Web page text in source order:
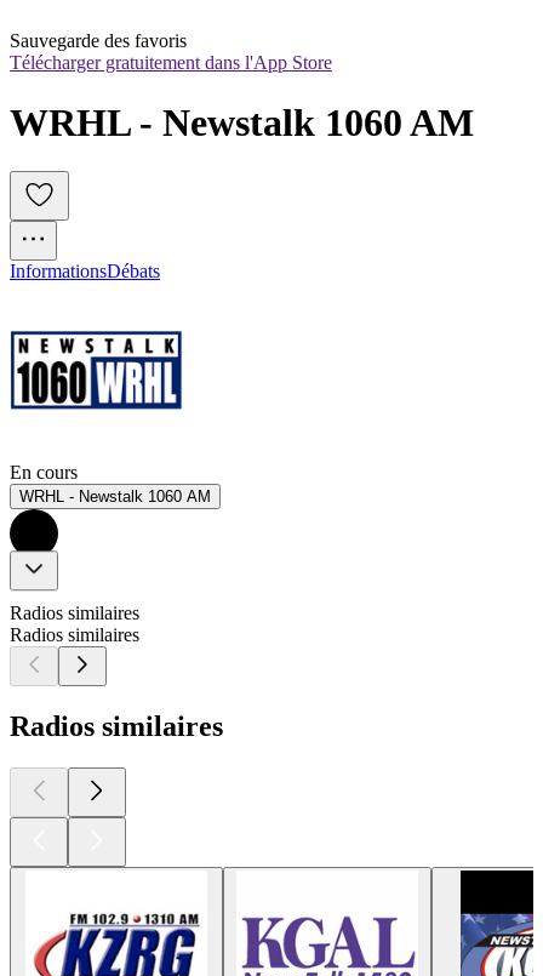
Sauvegarde des favoris
Télécharger gratuitement dans l'App Store
WRHL - Newstalk 1060 AM
InformationsDébats
En cours
WRHL - Newstalk 1060 AM
Radios similaires
Radios similaires
Radios similaires